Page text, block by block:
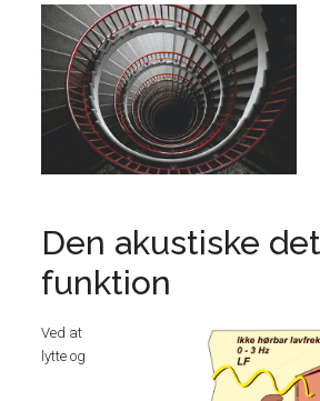
Den akustiske
funktion
Ved at
lytte og